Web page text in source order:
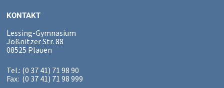
KONTAKT
Lessing-Gymnasium
Jößnitzer Str. 88
08525 Plauen
Tel.: (0 37 41) 71 98 90
Fax: (0 37 41) 71 98 999